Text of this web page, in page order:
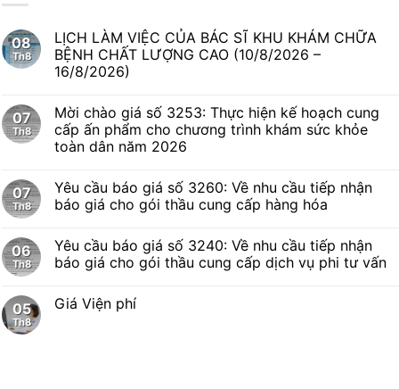
08
Th8
LỊCH LÀM VIỆC CỦA BÁC SĨ KHU KHÁM CHỮA
BỆNH CHẤT LƯỢNG CAO (10/8/2026 –
16/8/2026)
07
Th8
Mời chào giá số 3253: Thực hiện kế hoạch cung
cấp ấn phẩm cho chương trình khám sức khỏe
toàn dân năm 2026
07
Th8
Yêu cầu báo giá số 3260: Về nhu cầu tiếp nhận
báo giá cho gói thầu cung cấp hàng hóa
06
Th8
Yêu cầu báo giá số 3240: Về nhu cầu tiếp nhận
báo giá cho gói thầu cung cấp dịch vụ phi tư vấn
05
Th8
Giá Viện phí